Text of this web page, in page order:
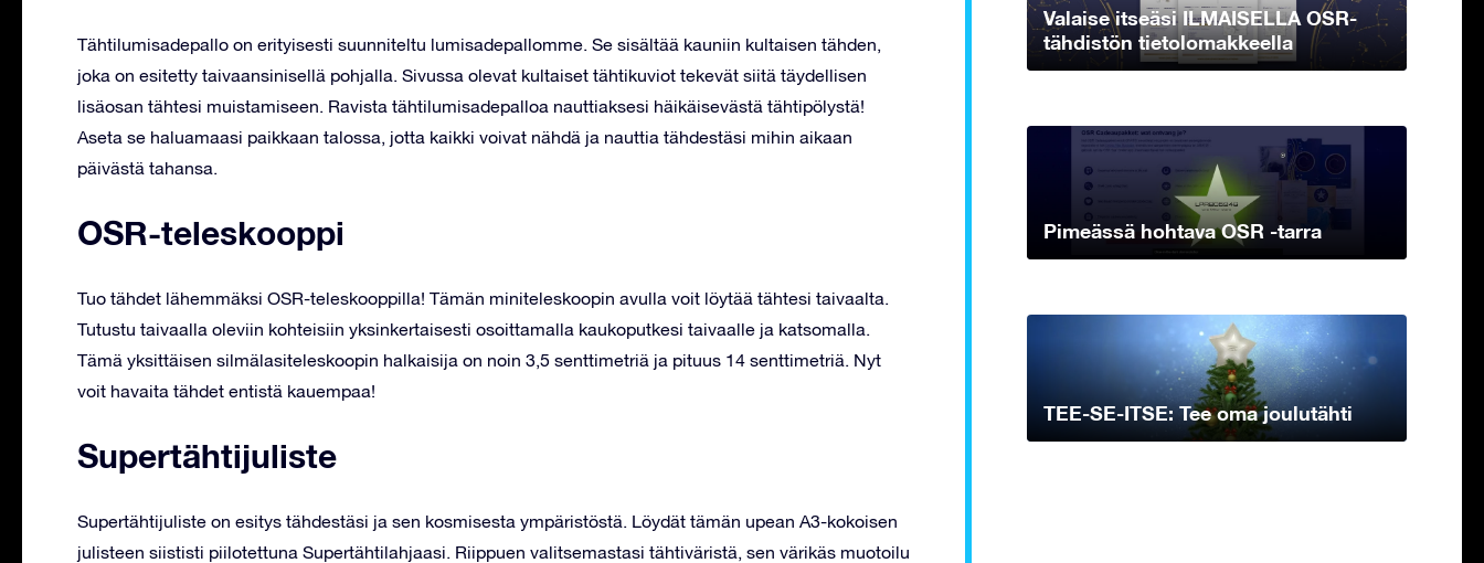
Tähtilumisadepallo on erityisesti suunniteltu lumisadepallomme. Se sisältää kauniin kultaisen tähden,
joka on esitetty taivaansinisellä pohjalla. Sivussa olevat kultaiset tähtikuviot tekevät siitä täydellisen
lisäosan tähtesi muistamiseen. Ravista tähtilumisadepalloa nauttiaksesi häikäisevästä tähtipölystä!
Aseta se haluamaasi paikkaan talossa, jotta kaikki voivat nähdä ja nauttia tähdestäsi mihin aikaan
päivästä tahansa.
OSR-teleskooppi
Tuo tähdet lähemmäksi OSR-teleskooppilla! Tämän miniteleskoopin avulla voit löytää tähtesi taivaalta.
Tutustu taivaalla oleviin kohteisiin yksinkertaisesti osoittamalla kaukoputkesi taivaalle ja katsomalla.
Tämä yksittäisen silmälasiteleskoopin halkaisija on noin 3,5 senttimetriä ja pituus 14 senttimetriä. Nyt
voit havaita tähdet entistä kauempaa!
Supertähtijuliste
Supertähtijuliste on esitys tähdestäsi ja sen kosmisesta ympäristöstä. Löydät tämän upean A3-kokoisen
julisteen siististi piilotettuna Supertähtilahjaasi. Riippuen valitsemastasi tähtiväristä, sen värikäs muotoilu
Valaise itseäsi ILMAISELLA OSR-
tähdistön tietolomakkeella
Pimeässä hohtava OSR -tarra
TEE-SE-ITSE: Tee oma joulutähti